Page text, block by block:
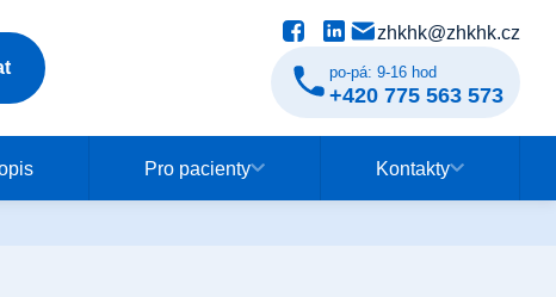
zhkhk@zhkhk.cz
po-pá: 9-16 hod
+420 775 563 573
Pro pacienty Kontakty